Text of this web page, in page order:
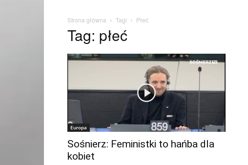
Strona główna Tagi Płeć
Tag: płeć
Europa
Sośnierz: Feministki to hańba dla
kobiet